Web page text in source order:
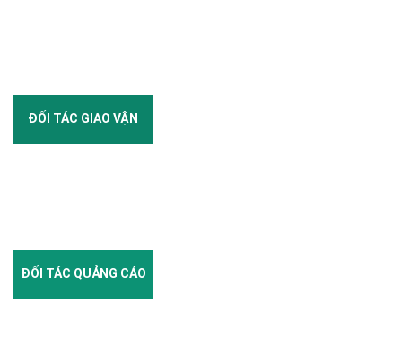
ĐỐI TÁC GIAO VẬN
ĐỐI TÁC QUẢNG CÁO